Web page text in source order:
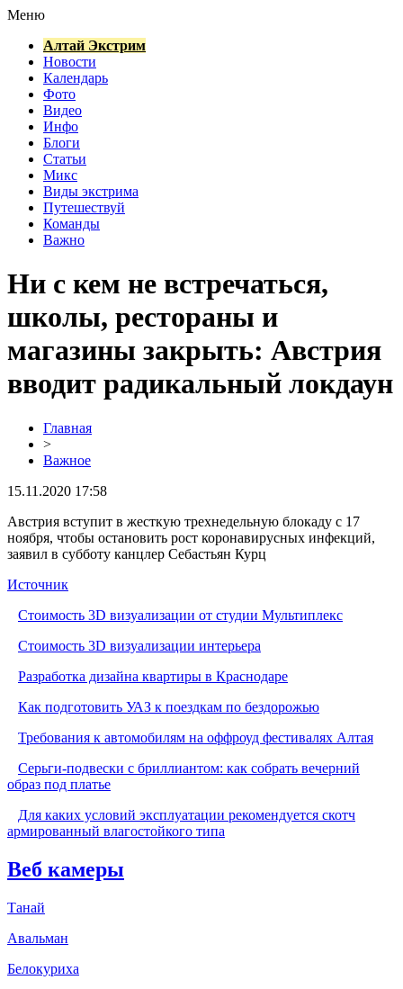
Меню
Алтай Экстрим
Новости
Календарь
Фото
Видео
Инфо
Блоги
Статьи
Микс
Виды экстрима
Путешествуй
Команды
Важно
Ни с кем не встречаться,
школы, рестораны и
магазины закрыть: Австрия
вводит радикальный локдаун
Главная
>
Важное
15.11.2020 17:58
Австрия вступит в жесткую трехнедельную блокаду с 17
ноября, чтобы остановить рост коронавирусных инфекций,
заявил в субботу канцлер Себастьян Курц
Источник
Стоимость 3D визуализации от студии Мультиплекс
Стоимость 3D визуализации интерьера
Разработка дизайна квартиры в Краснодаре
Как подготовить УАЗ к поездкам по бездорожью
Требования к автомобилям на оффроуд фестивалях Алтая
Серьги-подвески с бриллиантом: как собрать вечерний
образ под платье
Для каких условий эксплуатации рекомендуется скотч
армированный влагостойкого типа
Веб камеры
Танай
Авальман
Белокуриха